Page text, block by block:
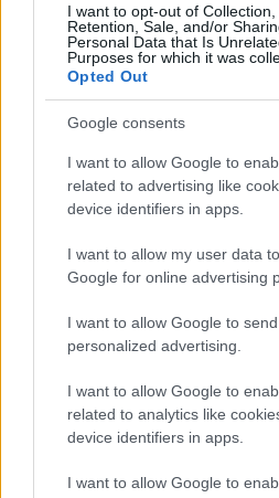
I want to opt-out of Collection,
Retention, Sale, and/or
Personal Data that Is
Purposes for which it was
Opted Out
Google consents
I want to allow Google to
related to advertising like
device identifiers in apps.
I want to allow my user data
Google for online advertising
I want to allow Google to
personalized advertising.
I want to allow Google to
related to analytics like
device identifiers in apps.
I want to allow Google to
A mi kis falunk
2026. február 19. 13:05
A mi kis falunk jubileumi
programleírás
Tíz év. Tíz évnyi nevetés,
szerethető karakterek és
programját.